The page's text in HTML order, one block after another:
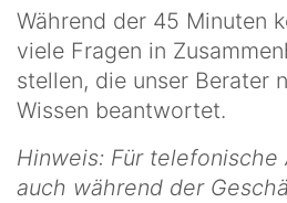
Während der 45 Minuten
viele Fragen in
stellen, die unser Berater
Wissen beantwortet.
Hinweis: Für telefonische
auch während der